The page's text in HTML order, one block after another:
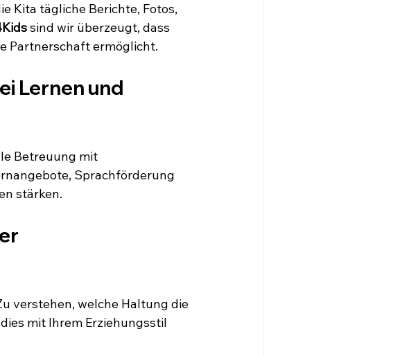
Kita tägliche Berichte, Fotos,
sind wir überzeugt, dass
Partnerschaft ermöglicht.
Lernen und
Betreuung mit
Sprachförderung
stärken.
verstehen, welche Haltung die
mit Ihrem Erziehungsstil